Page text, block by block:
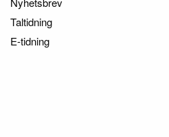
Taltidning
E-tidning